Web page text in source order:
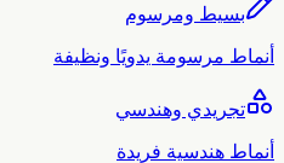
بسيط ومرسوم
أنماط مرسومة يدويًا ونظيفة
تجريدي وهندسي
أنماط هندسية فريدة